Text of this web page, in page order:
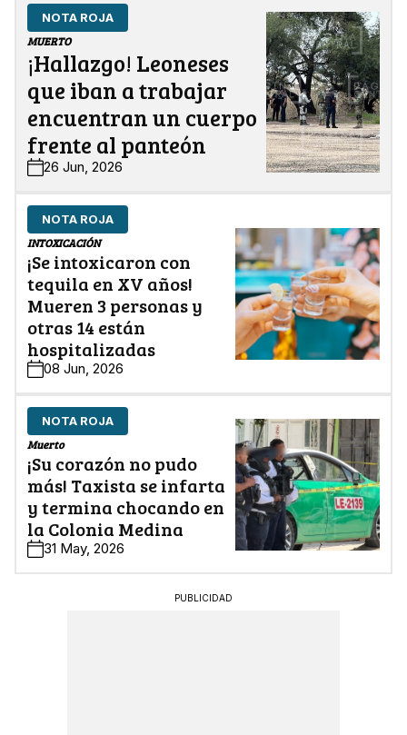
NOTA ROJA
MUERTO
¡Hallazgo! Leoneses
que iban a trabajar
encuentran un cuerpo
frente al panteón
26 Jun, 2026
NOTA ROJA
INTOXICACIÓN
¡Se intoxicaron con
tequila en XV años!
Mueren 3 personas y
otras 14 están
hospitalizadas
08 Jun, 2026
NOTA ROJA
Muerto
¡Su corazón no pudo
más! Taxista se infarta
y termina chocando en
la Colonia Medina
31 May, 2026
PUBLICIDAD